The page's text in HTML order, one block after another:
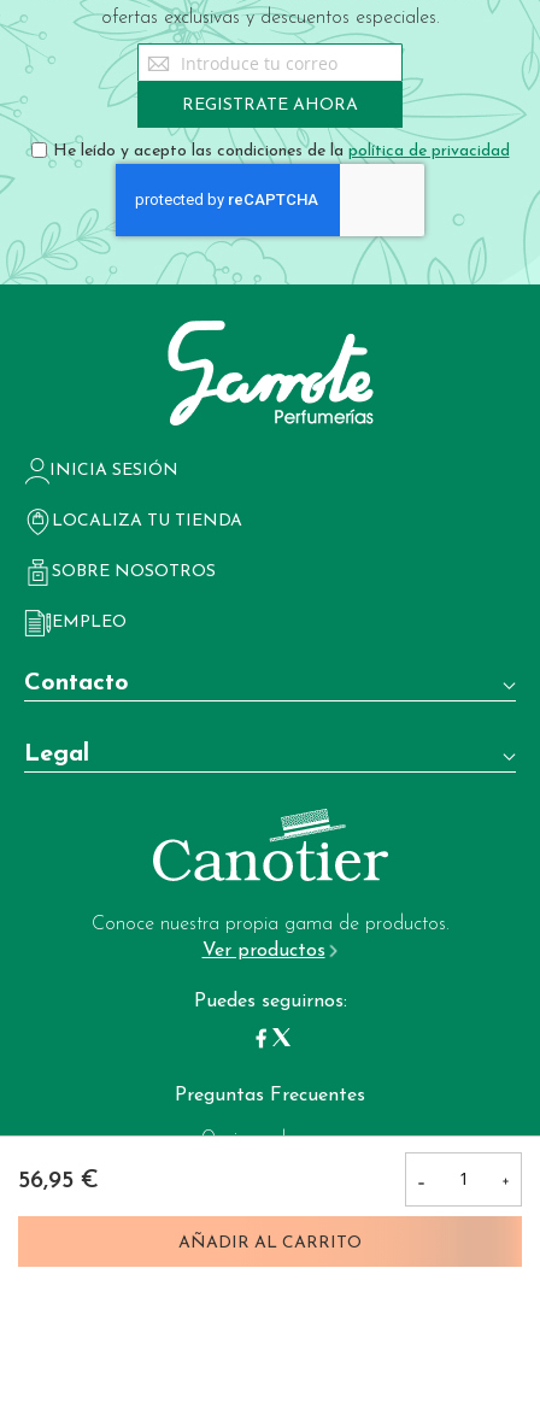
56,95 €
AÑADIR AL CARRITO
ofertas exclusivas y descuentos especiales.
Sign
Up
for
Our
Newsletter:
REGISTRATE AHORA
He leído y acepto las condiciones de la política de privacidad
INICIA SESIÓN
LOCALIZA TU TIENDA
SOBRE NOSOTROS
EMPLEO
Contacto
Teléfono:
+34 981 22 97 83
+34 604 02 37 06
garrote-web@perfumeriagarrote.es
Legal
Términos y condiciones de venta
Política de privacidad
Conoce nuestra propia gama de productos.
Ver productos
Puedes seguirnos:
Preguntas Frecuentes
Opciones de pago:
Perfumerias Garrote © 2025